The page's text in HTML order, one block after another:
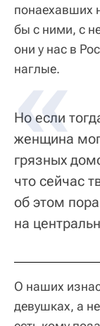
понаехавших
бы с ними, с
они у нас в
наглые.
Но если
женщина
грязных
что сейчас
об этом
на
О наших
девушках, а